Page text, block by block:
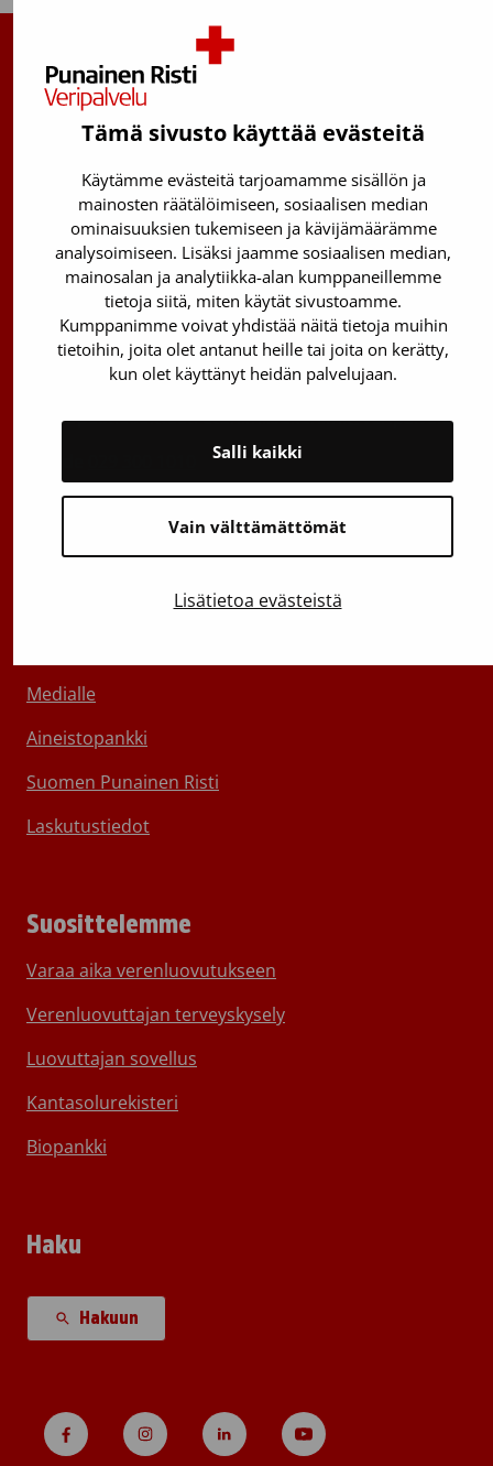
Tämä sivusto käyttää evästeitä
Käytämme evästeitä tarjoamamme sisällön ja
mainosten räätälöimiseen, sosiaalisen median
ominaisuuksien tukemiseen ja kävijämäärämme
analysoimiseen. Lisäksi jaamme sosiaalisen median,
mainosalan ja analytiikka-alan kumppaneillemme
tietoja siitä, miten käytät sivustoamme.
Kumppanimme voivat yhdistää näitä tietoja muihin
tietoihin, joita olet antanut heille tai joita on kerätty,
kun olet käyttänyt heidän palvelujaan.
Vain välttämättömät
Salli kaikki
Lisätietoa evästeistä
Suomen Punainen Risti, Veripalvelu
Maksuton verenluovuttajien info:
0800 05801(ma–pe 8–17)
Kantasolurekisterin info:
029 300 1515
Härkälenkki 13
01730 Vantaa
Toimipisteiden yhteystiedot
Vantaan päätoimipiste
Sähköpostiosoitteet: etunimi.sukunimi@veripalvelu.fi
Tietoa Veripalvelusta
Medialle
Aineistopankki
Suomen Punainen Risti
Laskutustiedot
Suosittelemme
Varaa aika verenluovutukseen
Verenluovuttajan terveyskysely
Luovuttajan sovellus
Kantasolurekisteri
Biopankki
Haku
Hakuun